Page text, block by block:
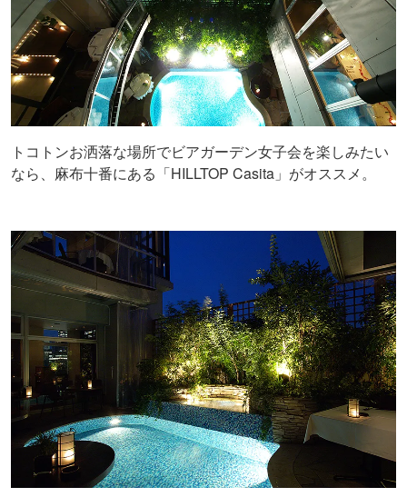
トコトンお洒落な場所でビアガーデン女子会を楽しみたい
なら、麻布十番にある「HILLTOP Casita」がオススメ。